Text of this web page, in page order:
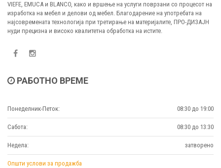
VIEFE, EMUCA и BLANCO, како и вршење на услуги поврзани со процесот на
изработка на мебел и делови од мебел. Благодарение на употребата на
најсовремената технологија при третирање на материјалите, ПРО-ДИЗАЈН
нуди прецизна и високо квалитетна обработка на истите.
РАБОТНО ВРЕМЕ
Понеделник-Петок: 08:30 до 19:00
Сабота: 08:30 до 13:30
Недела: затворено
Општи услови за продажба